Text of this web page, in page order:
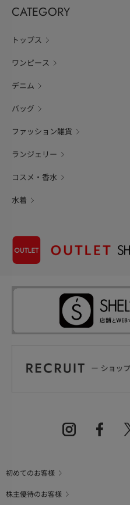
CATEGORY
トップス
ワンピース
デニム
バッグ
ファッション雑貨
ランジェリー
コスメ・香水
水着
初めてのお客様
株主優待のお客様